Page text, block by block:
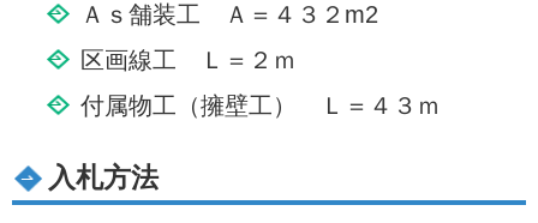
Ａｓ舗装工 Ａ＝４３２m2
区画線工 Ｌ＝２ｍ
付属物工（擁壁工） Ｌ＝４３ｍ
入札方法